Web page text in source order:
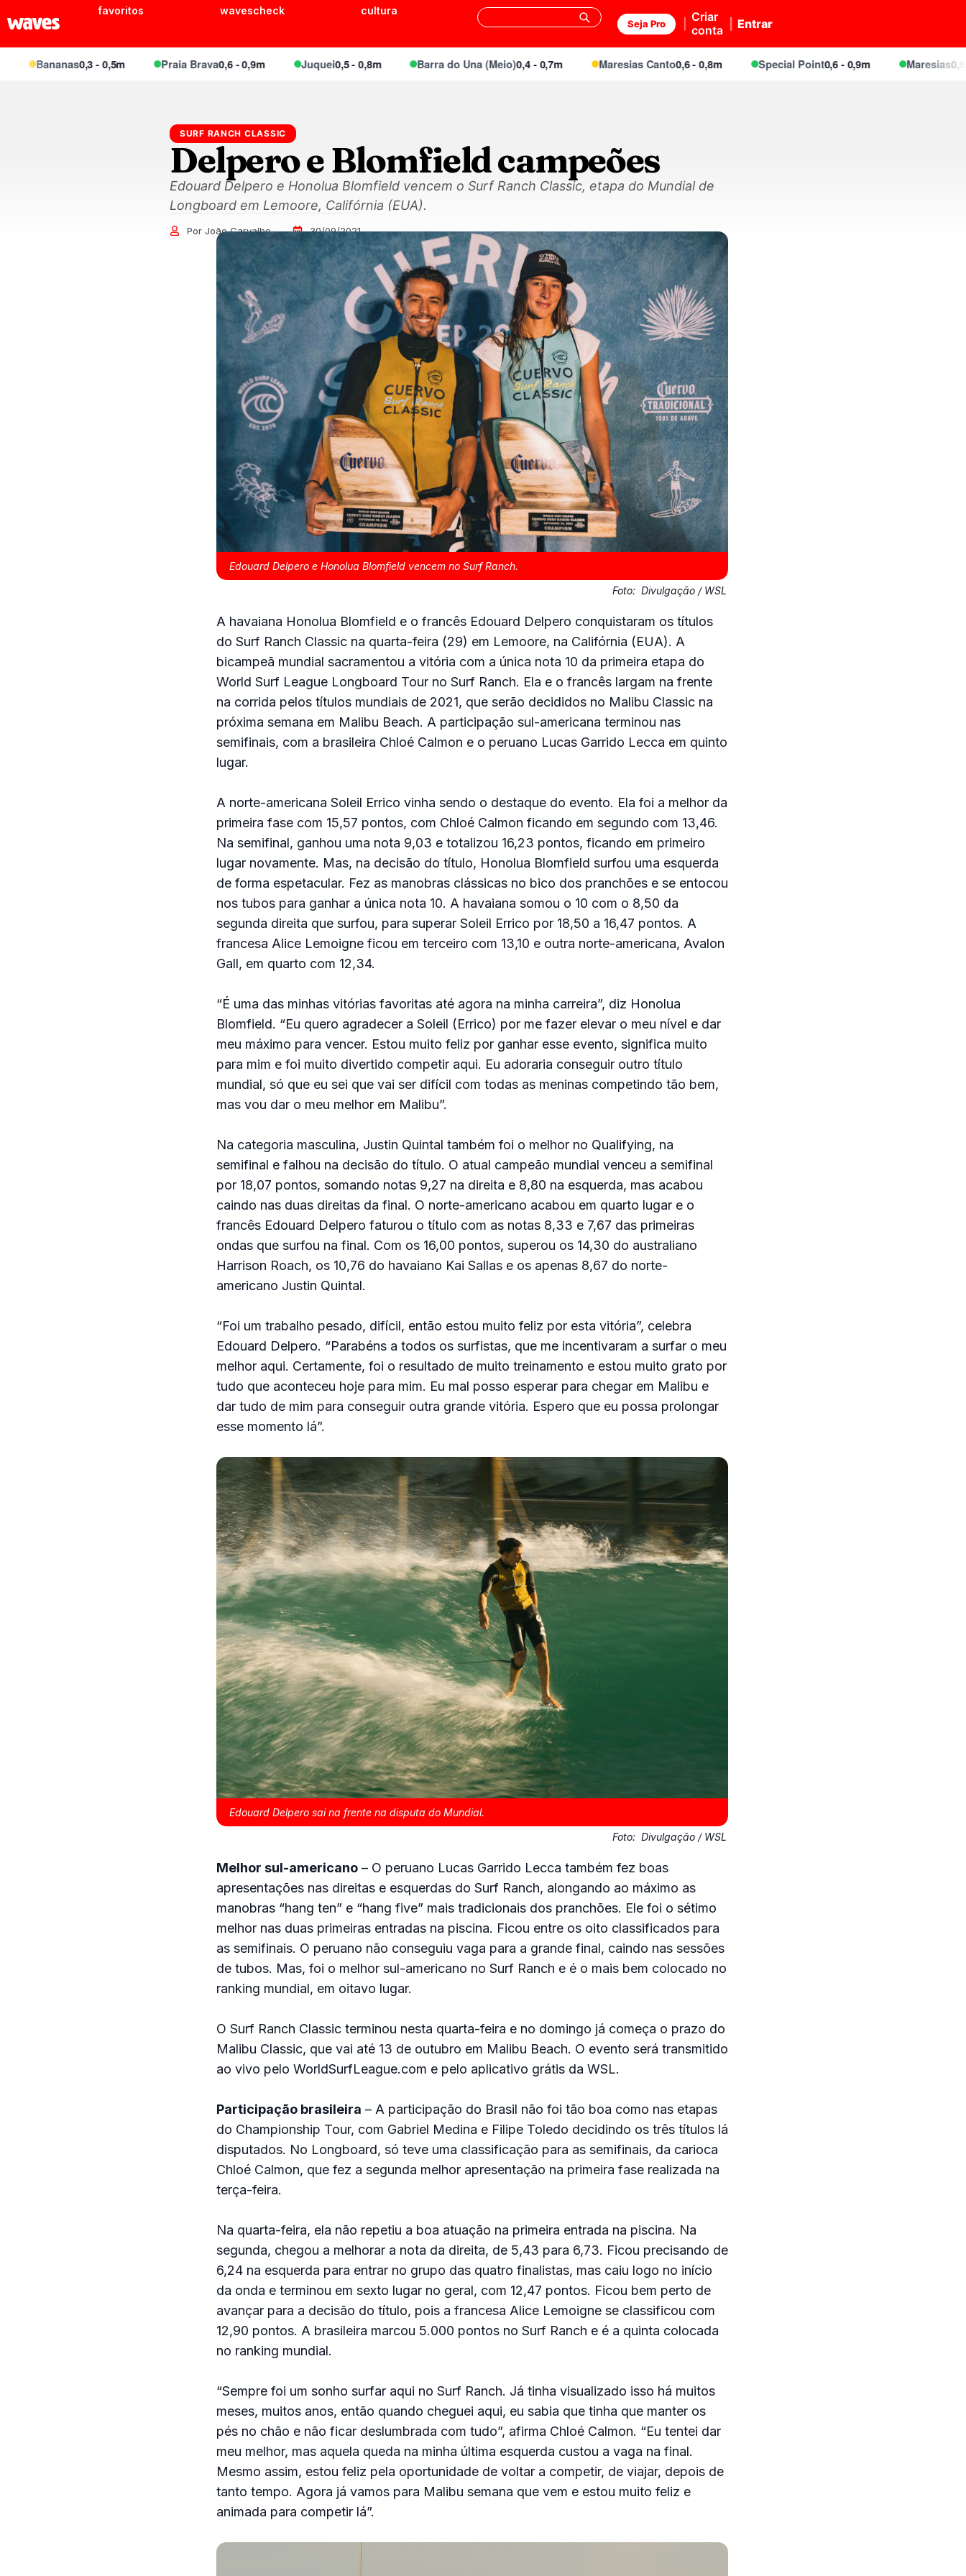
favoritos wavescheck cultura
Seja Pro
Criar
conta
Entrar
Bananas0,3 - 0,5m Praia Brava0,6 - 0,9m Juquei0,5 - 0,8m Barra do Una (Meio)0,4 - 0,7m Maresias Canto0,6 - 0,8m Special Point0,6 - 0,9m Maresias0,5 - 0,9m
SURF RANCH CLASSIC
Delpero e Blomfield campeões
Edouard Delpero e Honolua Blomfield vencem o Surf Ranch Classic, etapa do Mundial de
Longboard em Lemoore, Califórnia (EUA).
Por João Carvalho 30/09/2021
Edouard Delpero e Honolua Blomfield vencem no Surf Ranch.
Foto: Divulgação / WSL
A havaiana Honolua Blomfield e o francês Edouard Delpero conquistaram os títulos
do Surf Ranch Classic na quarta-feira (29) em Lemoore, na Califórnia (EUA). A
bicampeã mundial sacramentou a vitória com a única nota 10 da primeira etapa do
World Surf League Longboard Tour no Surf Ranch. Ela e o francês largam na frente
na corrida pelos títulos mundiais de 2021, que serão decididos no Malibu Classic na
próxima semana em Malibu Beach. A participação sul-americana terminou nas
semifinais, com a brasileira Chloé Calmon e o peruano Lucas Garrido Lecca em quinto
lugar.
A norte-americana Soleil Errico vinha sendo o destaque do evento. Ela foi a melhor da
primeira fase com 15,57 pontos, com Chloé Calmon ficando em segundo com 13,46.
Na semifinal, ganhou uma nota 9,03 e totalizou 16,23 pontos, ficando em primeiro
lugar novamente. Mas, na decisão do título, Honolua Blomfield surfou uma esquerda
de forma espetacular. Fez as manobras clássicas no bico dos pranchões e se entocou
nos tubos para ganhar a única nota 10. A havaiana somou o 10 com o 8,50 da
segunda direita que surfou, para superar Soleil Errico por 18,50 a 16,47 pontos. A
francesa Alice Lemoigne ficou em terceiro com 13,10 e outra norte-americana, Avalon
Gall, em quarto com 12,34.
“É uma das minhas vitórias favoritas até agora na minha carreira”, diz Honolua
Blomfield. “Eu quero agradecer a Soleil (Errico) por me fazer elevar o meu nível e dar
meu máximo para vencer. Estou muito feliz por ganhar esse evento, significa muito
para mim e foi muito divertido competir aqui. Eu adoraria conseguir outro título
mundial, só que eu sei que vai ser difícil com todas as meninas competindo tão bem,
mas vou dar o meu melhor em Malibu”.
Na categoria masculina, Justin Quintal também foi o melhor no Qualifying, na
semifinal e falhou na decisão do título. O atual campeão mundial venceu a semifinal
por 18,07 pontos, somando notas 9,27 na direita e 8,80 na esquerda, mas acabou
caindo nas duas direitas da final. O norte-americano acabou em quarto lugar e o
francês Edouard Delpero faturou o título com as notas 8,33 e 7,67 das primeiras
ondas que surfou na final. Com os 16,00 pontos, superou os 14,30 do australiano
Harrison Roach, os 10,76 do havaiano Kai Sallas e os apenas 8,67 do norte-
americano Justin Quintal.
“Foi um trabalho pesado, difícil, então estou muito feliz por esta vitória”, celebra
Edouard Delpero. “Parabéns a todos os surfistas, que me incentivaram a surfar o meu
melhor aqui. Certamente, foi o resultado de muito treinamento e estou muito grato por
tudo que aconteceu hoje para mim. Eu mal posso esperar para chegar em Malibu e
dar tudo de mim para conseguir outra grande vitória. Espero que eu possa prolongar
esse momento lá”.
Edouard Delpero sai na frente na disputa do Mundial.
Foto: Divulgação / WSL
Melhor sul-americano– O peruano Lucas Garrido Lecca também fez boas
apresentações nas direitas e esquerdas do Surf Ranch, alongando ao máximo as
manobras “hang ten” e “hang five” mais tradicionais dos pranchões. Ele foi o sétimo
melhor nas duas primeiras entradas na piscina. Ficou entre os oito classificados para
as semifinais. O peruano não conseguiu vaga para a grande final, caindo nas sessões
de tubos. Mas, foi o melhor sul-americano no Surf Ranch e é o mais bem colocado no
ranking mundial, em oitavo lugar.
O Surf Ranch Classic terminou nesta quarta-feira e no domingo já começa o prazo do
Malibu Classic, que vai até 13 de outubro em Malibu Beach. O evento será transmitido
ao vivo pelo WorldSurfLeague.com e pelo aplicativo grátis da WSL.
Participação brasileira – A participação do Brasil não foi tão boa como nas etapas
do Championship Tour, com Gabriel Medina e Filipe Toledo decidindo os três títulos lá
disputados. No Longboard, só teve uma classificação para as semifinais, da carioca
Chloé Calmon, que fez a segunda melhor apresentação na primeira fase realizada na
terça-feira.
Na quarta-feira, ela não repetiu a boa atuação na primeira entrada na piscina. Na
segunda, chegou a melhorar a nota da direita, de 5,43 para 6,73. Ficou precisando de
6,24 na esquerda para entrar no grupo das quatro finalistas, mas caiu logo no início
da onda e terminou em sexto lugar no geral, com 12,47 pontos. Ficou bem perto de
avançar para a decisão do título, pois a francesa Alice Lemoigne se classificou com
12,90 pontos. A brasileira marcou 5.000 pontos no Surf Ranch e é a quinta colocada
no ranking mundial.
“Sempre foi um sonho surfar aqui no Surf Ranch. Já tinha visualizado isso há muitos
meses, muitos anos, então quando cheguei aqui, eu sabia que tinha que manter os
pés no chão e não ficar deslumbrada com tudo”, afirma Chloé Calmon. “Eu tentei dar
meu melhor, mas aquela queda na minha última esquerda custou a vaga na final.
Mesmo assim, estou feliz pela oportunidade de voltar a competir, de viajar, depois de
tanto tempo. Agora já vamos para Malibu semana que vem e estou muito feliz e
animada para competir lá”.